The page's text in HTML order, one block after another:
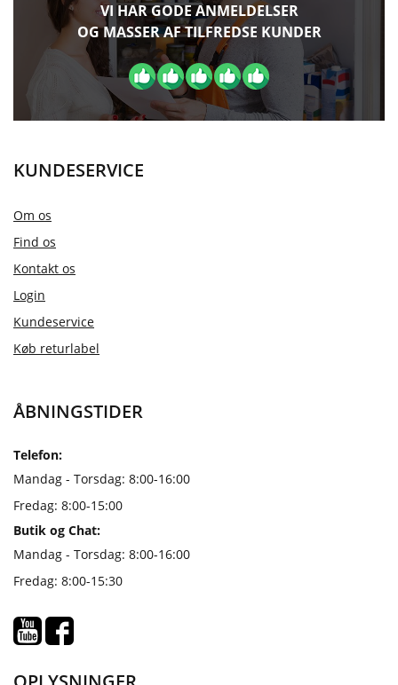
VI HAR GODE ANMELDELSER
OG MASSER AF TILFREDSE KUNDER
KUNDESERVICE
Om os
Find os
Kontakt os
Login
Kundeservice
Køb returlabel
ÅBNINGSTIDER
Telefon:
Mandag - Torsdag: 8:00-16:00
Fredag: 8:00-15:00
Butik og Chat:
Mandag - Torsdag: 8:00-16:00
Fredag: 8:00-15:30